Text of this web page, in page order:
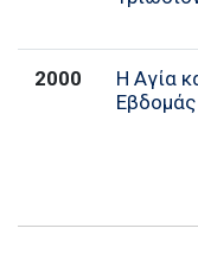
2000
Η Αγία
Εβδομάς